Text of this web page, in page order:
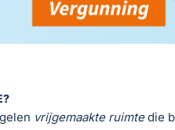
vrijgemaakte ruimtedie